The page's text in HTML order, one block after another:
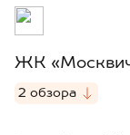
ЖК
2 обзора